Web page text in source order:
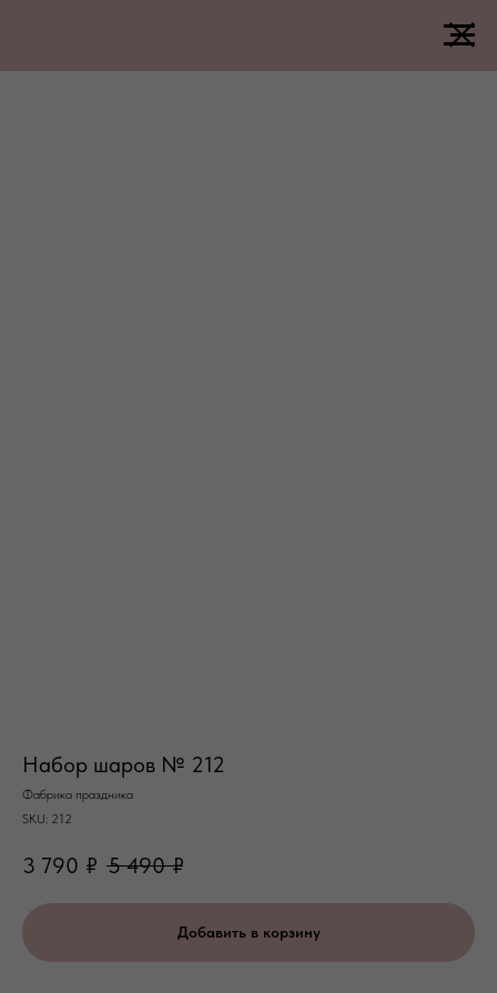
Набор шаров № 212
Фабрика праздника
SKU: 212
3 790 ₽ 5 490 ₽
Добавить в корзину